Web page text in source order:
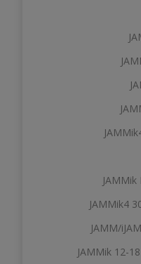
JAMMik4
JAMM/
JAMMik 12-